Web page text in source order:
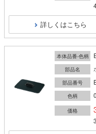
詳しくはこちら
本体品番-色柄
部品名
部品番号
色柄
価格